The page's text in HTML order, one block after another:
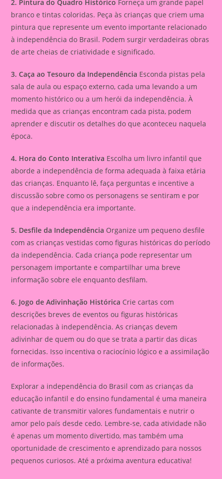
2. Pintura do Quadro Histórico Forneça um grande papel
branco e tintas coloridas. Peça às crianças que criem uma
pintura que represente um evento importante relacionado
à independência do Brasil. Podem surgir verdadeiras obras
de arte cheias de criatividade e significado.
3. Caça ao Tesouro da Independência Esconda pistas pela
sala de aula ou espaço externo, cada uma levando a um
momento histórico ou a um herói da independência. À
medida que as crianças encontram cada pista, podem
aprender e discutir os detalhes do que aconteceu naquela
época.
4. Hora do Conto Interativa Escolha um livro infantil que
aborde a independência de forma adequada à faixa etária
das crianças. Enquanto lê, faça perguntas e incentive a
discussão sobre como os personagens se sentiram e por
que a independência era importante.
5. Desfile da Independência Organize um pequeno desfile
com as crianças vestidas como figuras históricas do período
da independência. Cada criança pode representar um
personagem importante e compartilhar uma breve
informação sobre ele enquanto desfilam.
6. Jogo de Adivinhação Histórica Crie cartas com
descrições breves de eventos ou figuras históricas
relacionadas à independência. As crianças devem
adivinhar de quem ou do que se trata a partir das dicas
fornecidas. Isso incentiva o raciocínio lógico e a assimilação
de informações.
Explorar a independência do Brasil com as crianças da
educação infantil e do ensino fundamental é uma maneira
cativante de transmitir valores fundamentais e nutrir o
amor pelo país desde cedo. Lembre-se, cada atividade não
é apenas um momento divertido, mas também uma
oportunidade de crescimento e aprendizado para nossos
pequenos curiosos. Até a próxima aventura educativa!